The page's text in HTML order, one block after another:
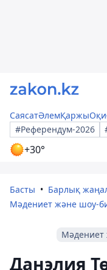
СаясатӘлемҚаржы
#Референдум-2026
+30°
Басты
Барлық
Мәдениет және шоу-
Мәдениет
Данэлия